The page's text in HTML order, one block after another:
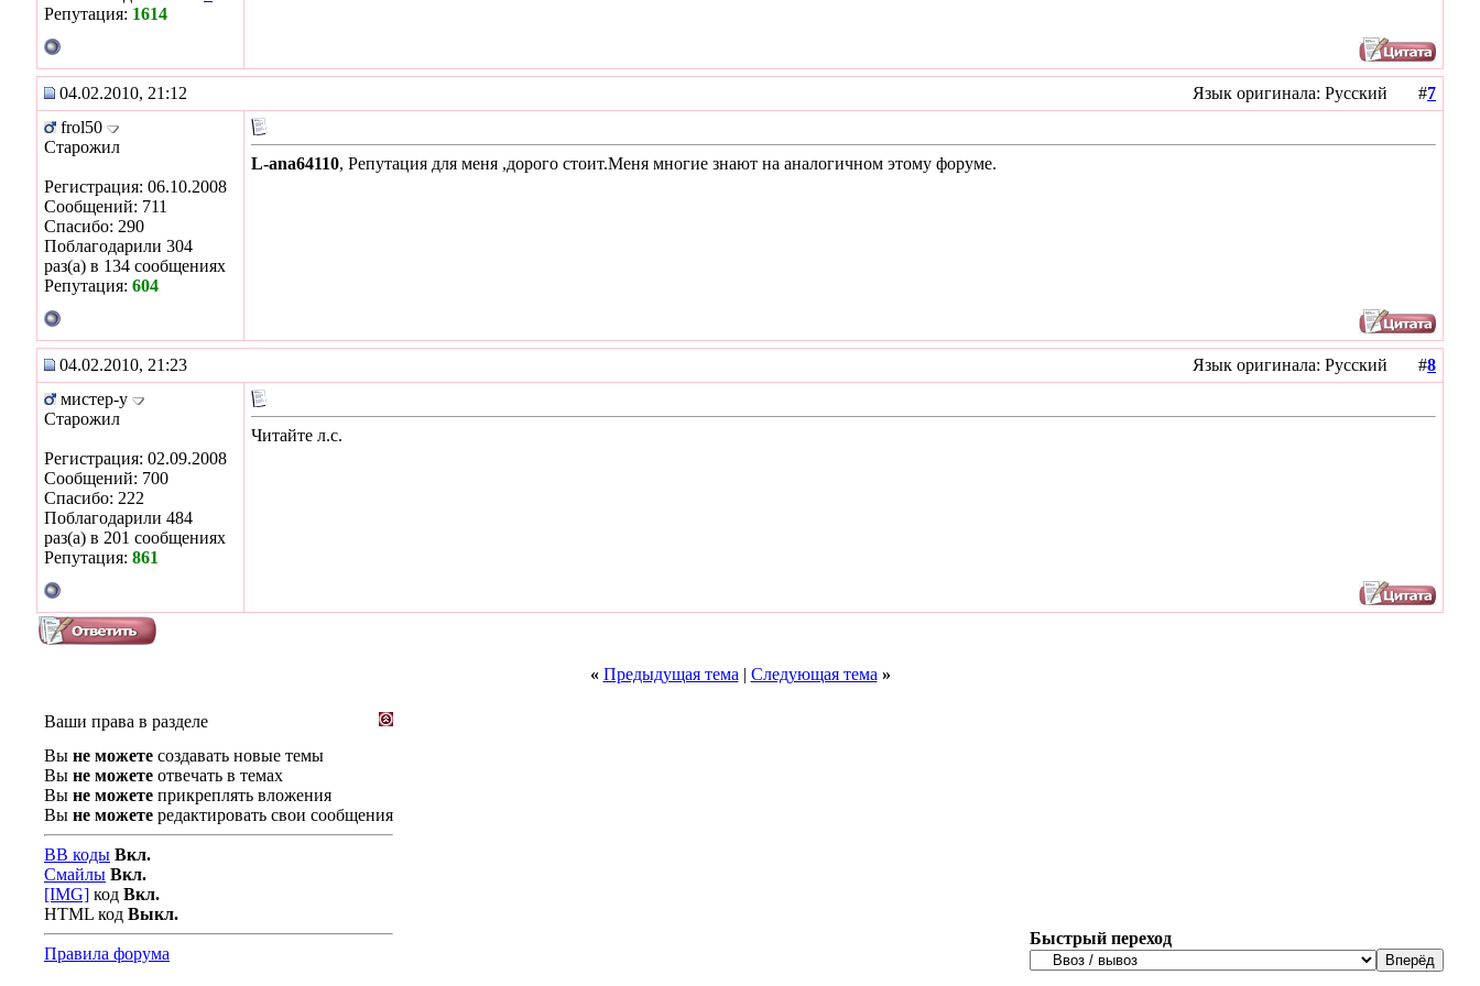
Репутация: 1614
04.02.2010, 21:12 Язык оригинала: Русский #7
frol50
Старожил
Регистрация: 06.10.2008
Сообщений: 711
Спасибо: 290
Поблагодарили 304
раз(а) в 134 сообщениях
Репутация: 604
L-ana64110, Репутация для меня ,дорого стоит.Меня многие знают на аналогичном этому форуме.
04.02.2010, 21:23 Язык оригинала: Русский #8
мистер-у
Старожил
Регистрация: 02.09.2008
Сообщений: 700
Спасибо: 222
Поблагодарили 484
раз(а) в 201 сообщениях
Репутация: 861
Читайте л.с.
« Предыдущая тема | Следующая тема »
Ваши права в разделе
Вы не можете создавать новые темы
Вы не можете отвечать в темах
Вы не можете прикреплять вложения
Вы не можете редактировать свои сообщения
BB коды Вкл.
Смайлы Вкл.
[IMG] код Вкл.
HTML код Выкл.
Правила форума
Быстрый переход